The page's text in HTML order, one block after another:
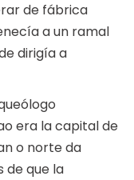
de fábrica
a un ramal
dirigía a
era la capital de
o norte da
de que la